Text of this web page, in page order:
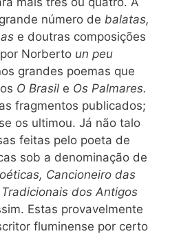
número de balatas,
e doutras composições
Norberto un peu
grandes poemas que
O Brasil e Os Palmares.
fragmentos publicados;
os ultimou. Já não talo
feitas pelo poeta de
sob a denominação de
Cancioneiro das
nais dos Antigos
Estas provavelmente
fluminense por certo